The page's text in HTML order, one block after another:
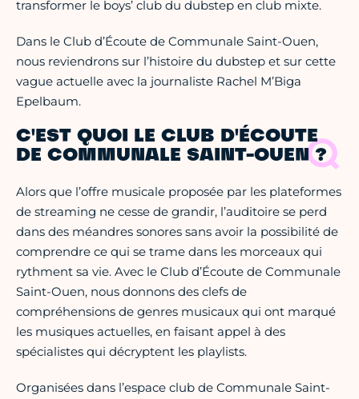
transformer le boys’ club du dubstep en club mixte.
Dans le Club d’Écoute de Communale Saint-Ouen,
nous reviendrons sur l’histoire du dubstep et sur cette
vague actuelle avec la journaliste Rachel M’Biga
Epelbaum.
C'EST QUOI LE CLUB D'ÉCOUTE
DE COMMUNALE SAINT-OUEN ?
Alors que l’offre musicale proposée par les plateformes
de streaming ne cesse de grandir, l’auditoire se perd
dans des méandres sonores sans avoir la possibilité de
comprendre ce qui se trame dans les morceaux qui
rythment sa vie. Avec le Club d’Écoute de Communale
Saint-Ouen, nous donnons des clefs de
compréhensions de genres musicaux qui ont marqué
les musiques actuelles, en faisant appel à des
spécialistes qui décryptent les playlists.
Organisées dans l’espace club de Communale Saint-